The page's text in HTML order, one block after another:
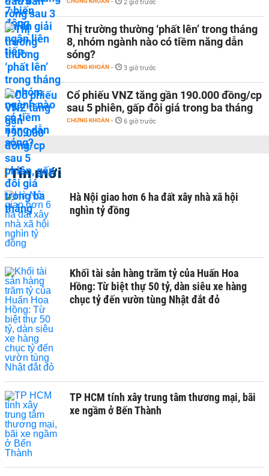
2 giờ trước
Thị trường thường ‘phất lên’ trong tháng
8, nhóm ngành nào có tiềm năng dẫn
sóng?
CHỨNG KHOÁN - 3 giờ trước
Cổ phiếu VNZ tăng gần 190.000 đồng/cp
sau 5 phiên, gấp đôi giá trong ba tháng
CHỨNG KHOÁN - 6 giờ trước
Tin mới
Hà Nội giao hơn 6 ha đất xây nhà xã hội
nghìn tỷ đồng
Khối tài sản hàng trăm tỷ của Huấn Hoa
Hồng: Từ biệt thự 50 tỷ, dàn siêu xe hàng
chục tỷ đến vườn tùng Nhật đắt đỏ
TP HCM tính xây trung tâm thương mại, bãi
xe ngầm ở Bến Thành